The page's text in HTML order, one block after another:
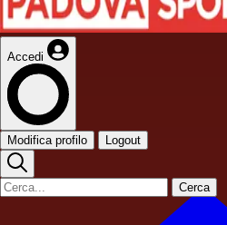
Accedi
Modifica profilo Logout
Cerca